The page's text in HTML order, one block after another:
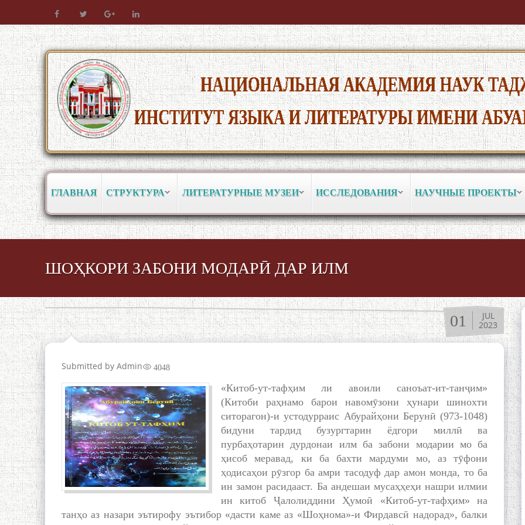
ГЛАВНАЯ СТРУКТУРА ЛИТЕРАТУРНЫЕ МУЗЕИ ИССЛЕДОВАНИЯ НАУЧНЫЕ ПРОЕКТЫ
ШОҲКОРИ ЗАБОНИ МОДАРӢ ДАР ИЛМ
01
JUL
2023
Submitted by Admin 4048
«Китоб-ут-тафҳим ли авоили саноъат-ит-танҷим»
(Китоби раҳнамо барои навомӯзони ҳунари шинохти
ситорагон)-и устодурраис Абурайҳони Берунӣ (973-1048)
бидуни тардид бузургтарин ёдгори миллӣ ва
пурбаҳотарин дурдонаи илм ба забони модарии мо ба
ҳисоб меравад, ки ба бахти мардуми мо, аз тӯфони
ҳодисаҳои рӯзгор ба амри тасодуф дар амон монда, то ба
ин замон расидааст. Ба андешаи мусаҳҳеҳи нашри илмии
ин китоб Ҷалолиддини Ҳумоӣ «Китоб-ут-тафҳим» на
танҳо аз назари эътирофу эътибор «дасти каме аз «Шоҳнома»-и Фирдавсӣ надорад», балки